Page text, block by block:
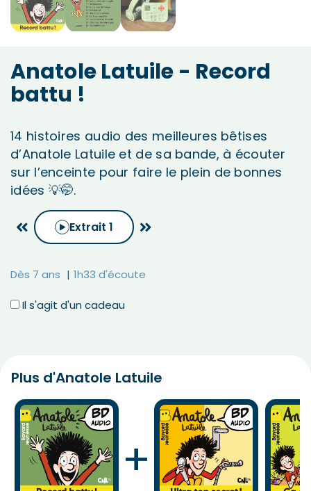
Anatole Latuile - Record
battu !
14 histoires audio des meilleures bêtises
d’Anatole Latuile et de sa bande, à écouter
sur l’enceinte pour faire le plein de bonnes
idées 💡🤭.
Extrait 1
Dès 7 ans 1h33 d'écoute
Il s'agit d'un cadeau
Plus d'Anatole Latuile
+